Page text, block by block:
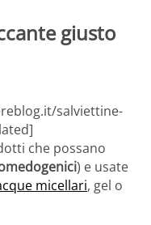
giusto
salviettine-
che possano
) e usate
micellari, gel o